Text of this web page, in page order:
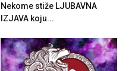
Nekome stiže LJUBAVNA
IZJAVA koju...